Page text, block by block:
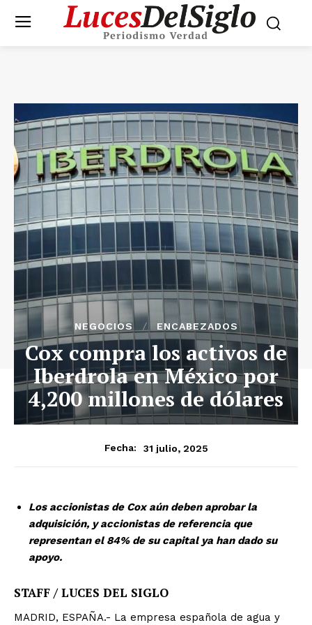
NEGOCIOS ENCABEZADOS
Cox compra los activos de
Iberdrola en México por
4,200 millones de dólares
Fecha: 31 julio, 2025
Los accionistas de Cox aún deben aprobar la
adquisición, y accionistas de referencia que
representan el 84% de su capital ya han dado su
apoyo.
STAFF / LUCES DEL SIGLO
MADRID, ESPAÑA.- La empresa española de agua y